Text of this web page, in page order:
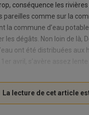
conséquence les
comme sur la
la commune d’eau
les dégâts. Non loin de là,
ont été distribuées
avril, s’avère assez